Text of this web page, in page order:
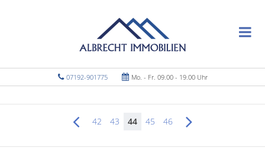
07192-901775 Mo. - Fr. 09.00 - 19.00 Uhr
42 43 44 45 46